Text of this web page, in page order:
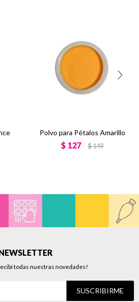
Polvo para Pétalos Amarillo
$ 127 $149
todas nuestras novedades!
SUSCRIBIRME